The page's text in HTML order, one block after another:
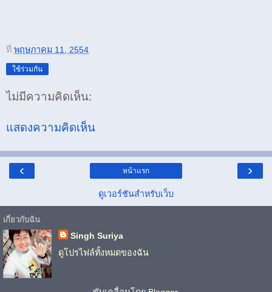
ที่ พฤษภาคม 11, 2554
ใช้ร่วมกัน
ไม่มีความคิดเห็น:
แสดงความคิดเห็น
‹ ›
หน้าแรก
ดูเวอร์ชันสำหรับเว็บ
เกี่ยวกับฉัน
Singh Suriya
ดูโปรไฟล์ทั้งหมดของฉัน